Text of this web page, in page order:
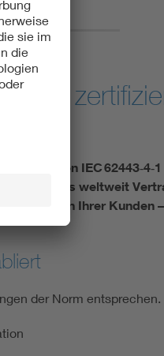
VDE
Normen IEC 62443‑4‑1
das weltweit
Vertrauen Ihrer Kunden
der Norm entsprechen.